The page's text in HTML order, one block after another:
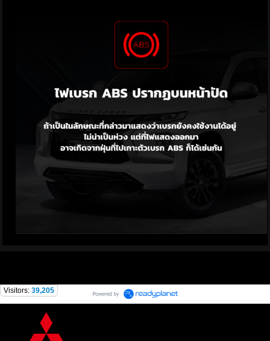
Visitors: 39,205